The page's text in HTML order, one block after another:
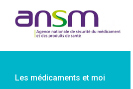
Les médicaments et moi